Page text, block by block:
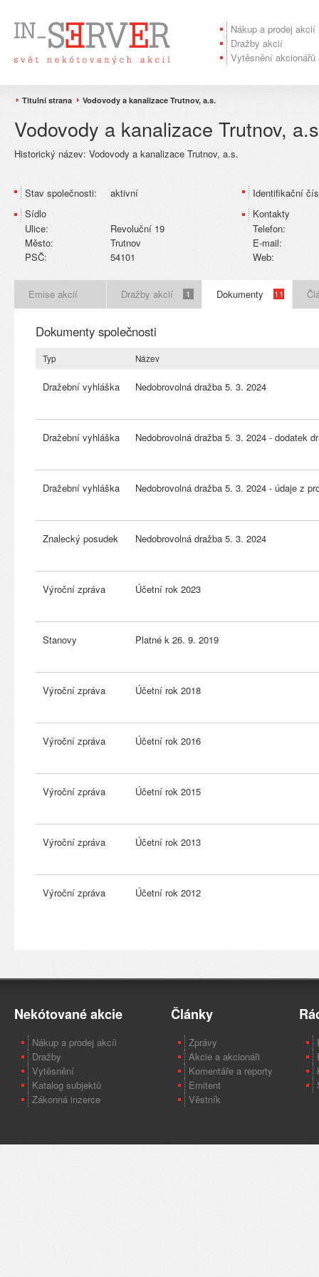
Nákup a prodej akcií
Dražby akcií
Vytěsnění akcionářů
Titulní strana Vodovody a kanalizace Trutnov, a.s.
Vodovody a kanalizace Trutnov,
Historický název: Vodovody a kanalizace Trutnov, a.s.
Stav společnosti:
aktivní
Sídlo
Ulice:
Revoluční 19
Město:
Trutnov
PSČ:
54101
Identifikační
Kontakty
Telefon:
E-mail:
Web:
Emise akcií Dražby akcií 1 Dokumenty 11
Dokumenty společnosti
Typ Název
Dražební vyhláška Nedobrovolná dražba 5. 3. 2024
Dražební vyhláška Nedobrovolná dražba 5. 3. 2024 - dodatek
Dražební vyhláška Nedobrovolná dražba 5. 3. 2024 - údaje z
Znalecký posudek Nedobrovolná dražba 5. 3. 2024
Výroční zpráva Účetní rok 2023
Stanovy Platné k 26. 9. 2019
Výroční zpráva Účetní rok 2018
Výroční zpráva Účetní rok 2016
Výroční zpráva Účetní rok 2015
Výroční zpráva Účetní rok 2013
Výroční zpráva Účetní rok 2012
Nekótované akcie
Nákup a prodej akcíi
Dražby
Vytěsnění
Katalog subjektů
Zákonná inzerce
Články
Zprávy
Akcie a akcionáři
Komentáře a reporty
Emitent
Věstník